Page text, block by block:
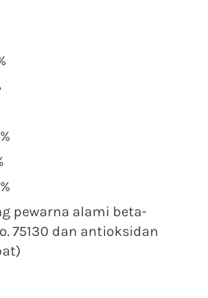
pewarna alami beta-
75130 dan antioksidan